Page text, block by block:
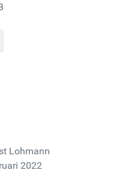
Lohmann
2022